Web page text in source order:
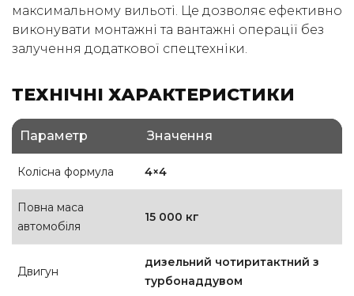
максимальному вильоті. Це дозволяє ефективно
виконувати монтажні та вантажні операції без
залучення додаткової спецтехніки.
ТЕХНІЧНІ ХАРАКТЕРИСТИКИ
Параметр Значення
Колісна формула 4×4
Повна маса
автомобіля
15 000 кг
Двигун
дизельний чотиритактний з
турбонаддувом